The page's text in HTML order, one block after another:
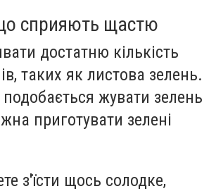
сприяють щастю
достатню кількість
таких як листова зелень.
жувати зелень
приготувати зелені
з'їсти щось солодке,